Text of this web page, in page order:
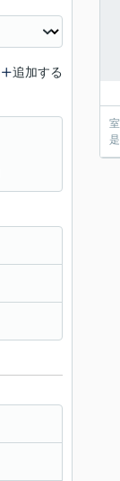
追加する